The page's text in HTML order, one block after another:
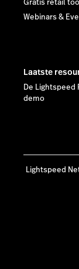
Gratis retail
Webinars &
Laatste
De Lightspeed
demo
Lightspeed